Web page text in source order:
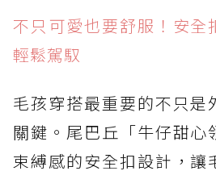
不只可愛也要舒服！安全
輕鬆駕馭
毛孩穿搭最重要的不只是
關鍵。尾巴丘「牛仔甜心
束縛感的安全扣設計，讓